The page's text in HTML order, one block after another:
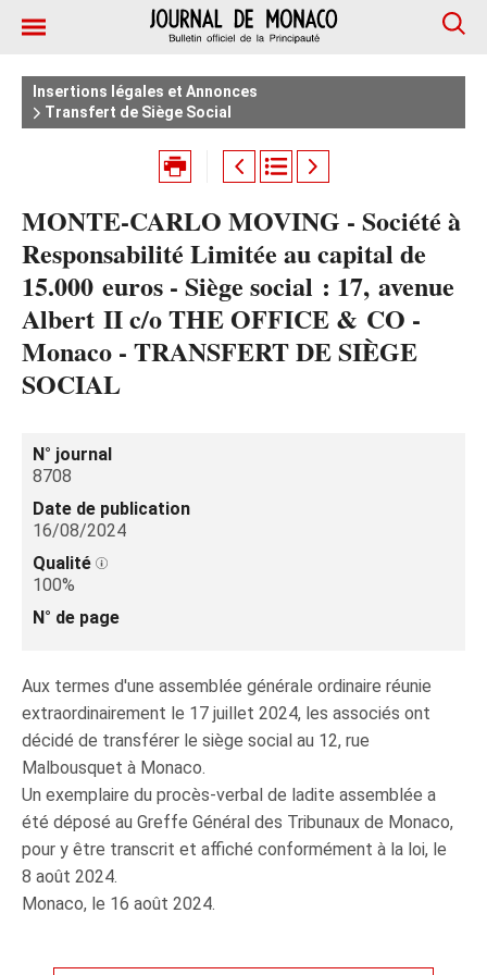
Insertions légales et Annonces
Transfert de Siège Social
MONTE-CARLO MOVING - Société à
Responsabilité Limitée au capital de
15.000 euros - Siège social : 17, avenue
Albert II c/o THE OFFICE & CO -
Monaco - TRANSFERT DE SIÈGE
SOCIAL
N° journal
8708
Date de publication
16/08/2024
Qualité
100%
N° de page
Aux termes d'une assemblée générale ordinaire réunie
extraordinairement le 17 juillet 2024, les associés ont
décidé de transférer le siège social au 12, rue
Malbousquet à Monaco.
Un exemplaire du procès-verbal de ladite assemblée a
été déposé au Greffe Général des Tribunaux de Monaco,
pour y être transcrit et affiché conformément à la loi, le
8 août 2024.
Monaco, le 16 août 2024.